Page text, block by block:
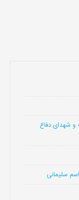
و شهدای دفاع
سلیمانی